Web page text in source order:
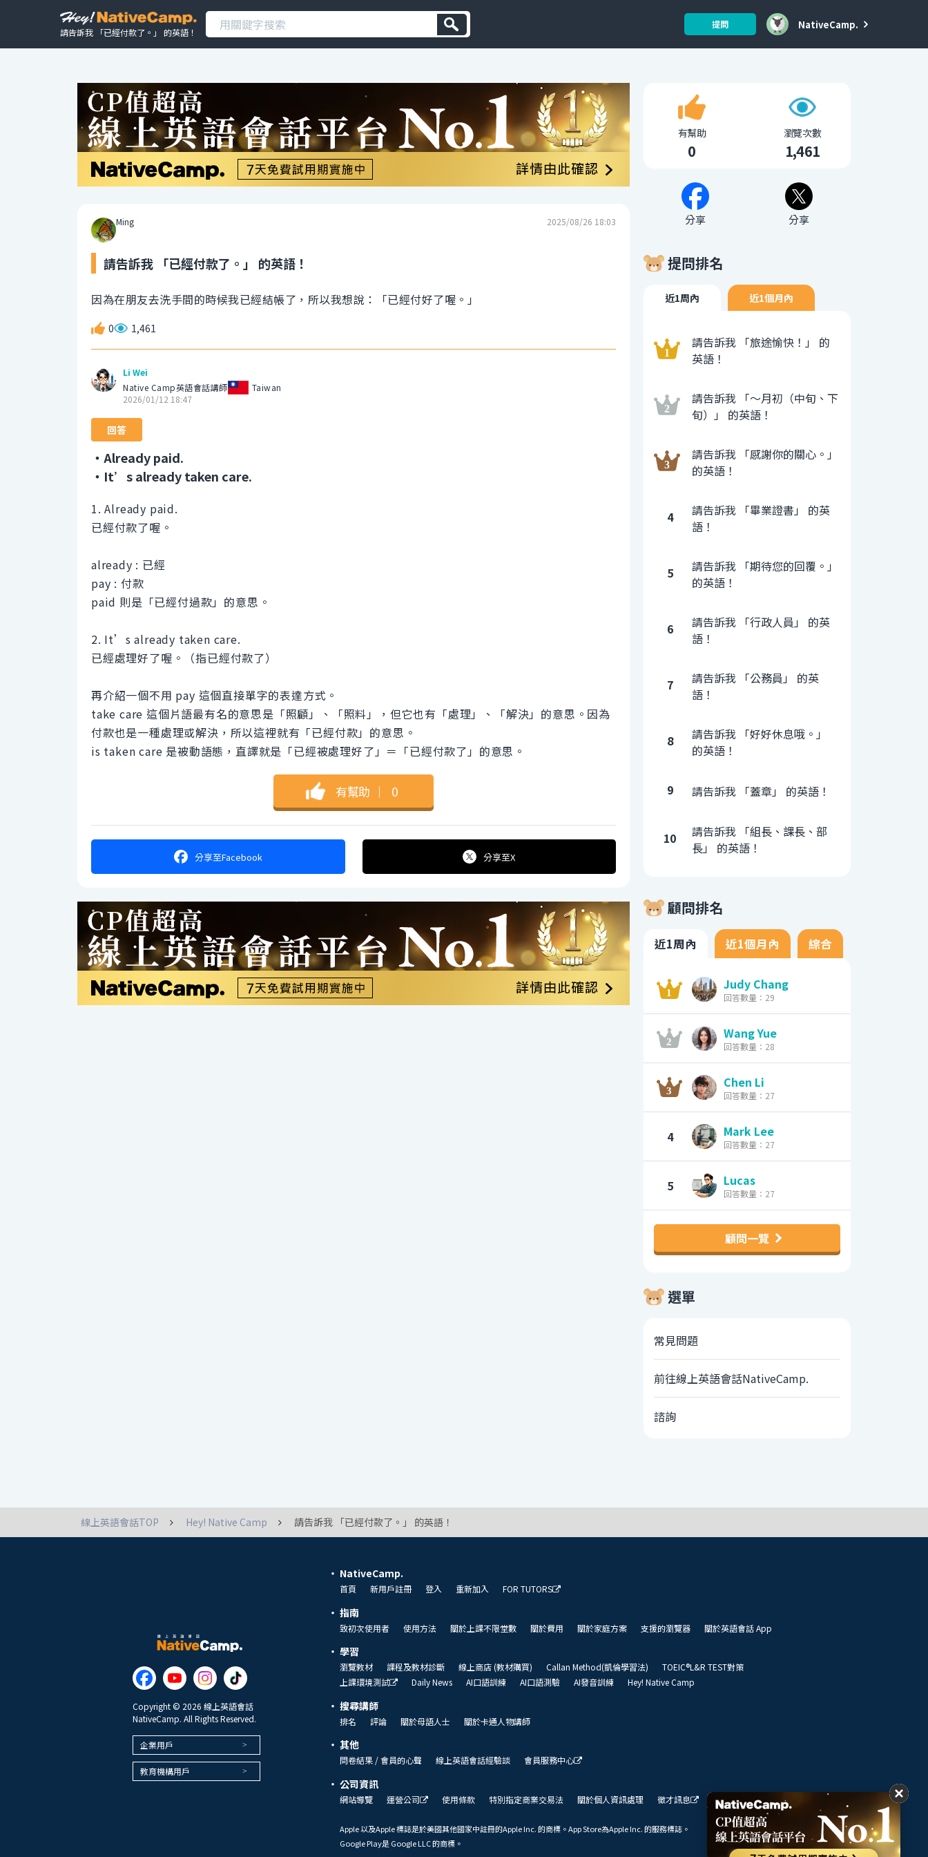
請告訴我 「已經付款了。」 的英語！
提問 NativeCamp.
Ming 2025/08/26 18:03
請告訴我 「已經付款了。」 的英語！
因為在朋友去洗手間的時候我已經結帳了，所以我想說：「已經付好了喔。」
0 1,461
Li Wei
Native Camp英語會話講師
Taiwan
2026/01/12 18:47
回答
・Already paid.
・It’s already taken care.
1. Already paid.
已經付款了喔。
already : 已經
pay : 付款
paid 則是「已經付過款」的意思。
2. It’s already taken care.
已經處理好了喔。（指已經付款了）
再介紹一個不用 pay 這個直接單字的表達方式。
take care 這個片語最有名的意思是「照顧」、「照料」，但它也有「處理」、「解決」的意思。因為
付款也是一種處理或解決，所以這裡就有「已經付款」的意思。
is taken care 是被動語態，直譯就是「已經被處理好了」＝「已經付款了」的意思。
有幫助 ｜ 0
分享至Facebook 分享至X
有幫助
0
瀏覽次數
1,461
分享 分享
提問排名
近1周內 近1個月內
請告訴我 「旅途愉快！」 的
英語！
請告訴我 「〜月初（中旬、下
旬）」 的英語！
請告訴我 「感謝你的關心。」
的英語！
4
請告訴我 「畢業證書」 的英
語！
5
請告訴我 「期待您的回覆。」
的英語！
6
請告訴我 「行政人員」 的英
語！
7
請告訴我 「公務員」 的英
語！
8
請告訴我 「好好休息哦。」
的英語！
9 請告訴我 「蓋章」 的英語！
10
請告訴我 「組長、課長、部
長」 的英語！
顧問排名
近1周內 近1個月內 綜合
Judy Chang
回答數量：29
Wang Yue
回答數量：28
Chen Li
回答數量：27
4 Mark Lee
回答數量：27
5 Lucas
回答數量：27
顧問一覽
選單
常見問題
前往線上英語會話NativeCamp.
諮詢
線上英語會話TOP Hey! Native Camp 請告訴我 「已經付款了。」 的英語！
Copyright © 2026 線上英語會話
NativeCamp. All Rights Reserved.
企業用戶
教育機構用戶
NativeCamp.
首頁 新用戶註冊 登入 重新加入 FOR TUTORS
指南
致初次使用者 使用方法 關於上課不限堂數 關於費用 關於家庭方案 支援的瀏覽器 關於英語會話 App
學習
瀏覽教材 課程及教材診斷 線上商店 (教材購買) Callan Method(凱倫學習法)
TOEIC®L&R TEST對策
上課環境測試
Daily News AI口語訓練 AI口語測驗 AI發音訓練 Hey! Native Camp
搜尋講師
排名 評論 關於母語人士 關於卡通人物講師
其他
問卷結果 / 會員的心聲 線上英語會話經驗談 會員服務中心
公司資訊
網站導覽 運營公司 使用條款 特別指定商業交易法 關於個人資訊處理 徵才訊息 我們的展望
Apple 以及Apple 標誌是於美國其他國家中註冊的Apple Inc. 的商標。App Store為Apple Inc. 的服務標誌。
Google Play是 Google LLC 的商標。